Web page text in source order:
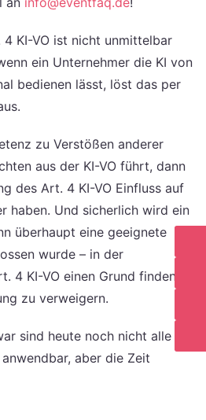
KI-VO ist nicht unmittelbar
ein Unternehmer die KI von
bedienen lässt, löst das per
zu Verstößen anderer
aus der KI-VO führt, dann
des Art. 4 KI-VO Einfluss auf
haben. Und sicherlich wird ein
überhaupt eine geeignete
wurde – in der
4 KI-VO einen Grund finden,
zu verweigern.
sind heute noch nicht alle
aber die Zeit